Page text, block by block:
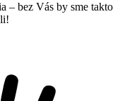
– bez Vás by sme takto